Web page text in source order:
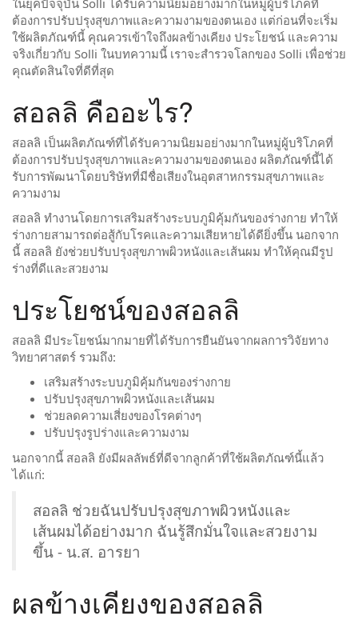
ในยุคปัจจุบัน Solli ได้รับความนิยมอย่างมากในหมู่ผู้บริโภคที่
ต้องการปรับปรุงสุขภาพและความงามของตนเอง แต่ก่อนที่จะเริ่ม
ใช้ผลิตภัณฑ์นี้ คุณควรเข้าใจถึงผลข้างเคียง ประโยชน์ และความ
จริงเกี่ยวกับ Solli ในบทความนี้ เราจะสำรวจโลกของ Solli เพื่อช่วย
คุณตัดสินใจที่ดีที่สุด
สอลลิ คืออะไร?
สอลลิ เป็นผลิตภัณฑ์ที่ได้รับความนิยมอย่างมากในหมู่ผู้บริโภคที่
ต้องการปรับปรุงสุขภาพและความงามของตนเอง ผลิตภัณฑ์นี้ได้
รับการพัฒนาโดยบริษัทที่มีชื่อเสียงในอุตสาหกรรมสุขภาพและ
ความงาม
สอลลิ ทำงานโดยการเสริมสร้างระบบภูมิคุ้มกันของร่างกาย ทำให้
ร่างกายสามารถต่อสู้กับโรคและความเสียหายได้ดียิ่งขึ้น นอกจาก
นี้ สอลลิ ยังช่วยปรับปรุงสุขภาพผิวหนังและเส้นผม ทำให้คุณมีรูป
ร่างที่ดีและสวยงาม
ประโยชน์ของสอลลิ
สอลลิ มีประโยชน์มากมายที่ได้รับการยืนยันจากผลการวิจัยทาง
วิทยาศาสตร์ รวมถึง:
เสริมสร้างระบบภูมิคุ้มกันของร่างกาย
ปรับปรุงสุขภาพผิวหนังและเส้นผม
ช่วยลดความเสี่ยงของโรคต่างๆ
ปรับปรุงรูปร่างและความงาม
นอกจากนี้ สอลลิ ยังมีผลลัพธ์ที่ดีจากลูกค้าที่ใช้ผลิตภัณฑ์นี้แล้ว
ได้แก่:
สอลลิ ช่วยฉันปรับปรุงสุขภาพผิวหนังและ
เส้นผมได้อย่างมาก ฉันรู้สึกมั่นใจและสวยงาม
ขึ้น - น.ส. อารยา
ผลข้างเคียงของสอลลิ